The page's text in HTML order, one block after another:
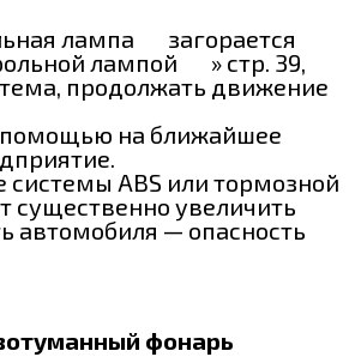
лампа
загорается
лампой
» стр. 39,
продолжать движение
помощью на ближайшее
системы ABS или тормозной
существенно увеличить
автомобиля — опасность
фонарь